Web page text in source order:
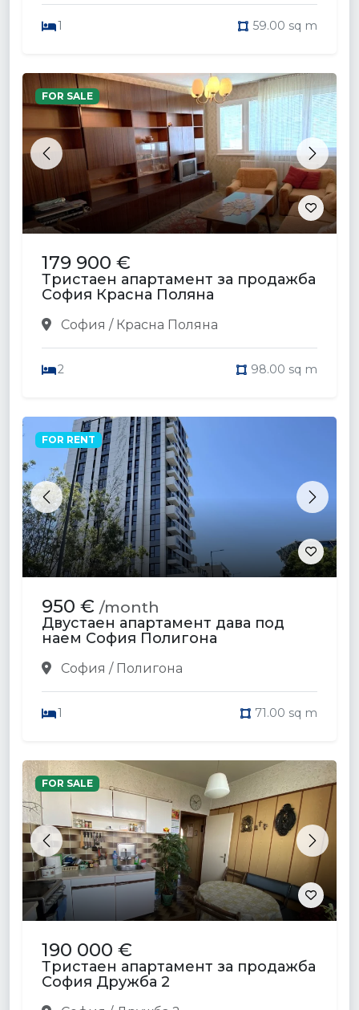
1 59.00 sq m
Previous Next
FOR SALE
179 900 €
Тристаен апартамент за продажба
София Красна Поляна
София / Красна Поляна
2 98.00 sq m
Previous Next
FOR RENT
950 € /month
Двустаен апартамент дава под
наем София Полигона
София / Полигона
1 71.00 sq m
Previous Next
FOR SALE
190 000 €
Тристаен апартамент за продажба
София Дружба 2